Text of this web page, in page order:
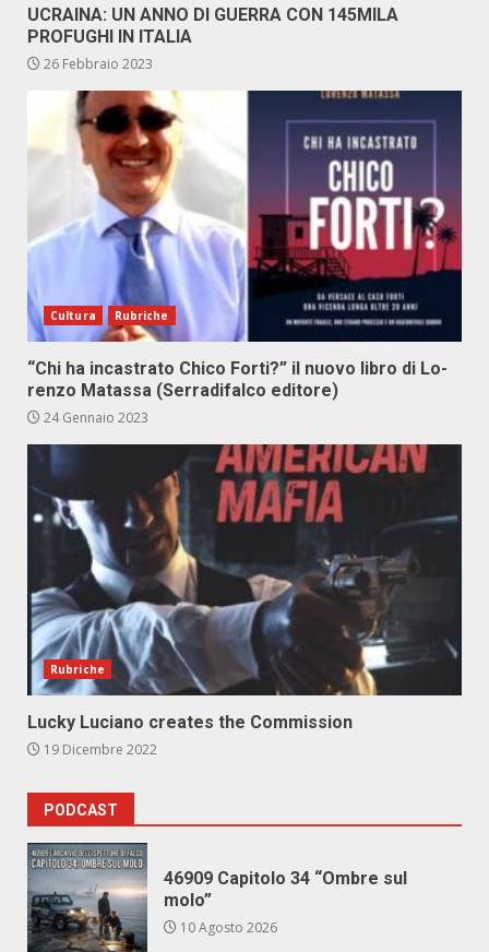
UCRAINA: UN ANNO DI GUERRA CON 145MILA
PROFUGHI IN ITALIA
26 Febbraio 2023
Cultura Rubriche
“Chi ha in­ca­stra­to Chi­co For­ti?” il nuo­vo li­bro di Lo­
ren­zo Ma­tas­sa (Ser­ra­di­fal­co edi­to­re)
24 Gennaio 2023
Rubriche
Lucky Luciano creates the Commission
19 Dicembre 2022
PODCAST
46909 Capitolo 34 “Ombre sul
molo”
10 Agosto 2026